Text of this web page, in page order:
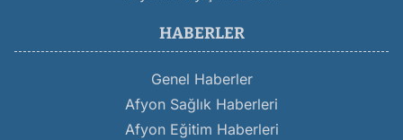
HABERLER
Genel Haberler
Afyon Sağlık Haberleri
Afyon Eğitim Haberleri